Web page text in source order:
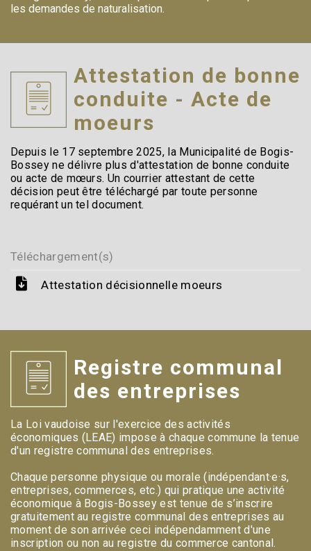
les demandes de naturalisation.
Attestation de bonne
conduite - Acte de
moeurs
Depuis le 17 septembre 2025, la Municipalité de Bogis-
Bossey ne délivre plus d'attestation de bonne conduite
ou acte de mœurs. Un courrier attestant de cette
décision peut être téléchargé par toute personne
requérant un tel document.
Téléchargement(s)
Attestation décisionnelle moeurs
Registre communal
des entreprises
La Loi vaudoise sur l'exercice des activités
économiques (LEAE) impose à chaque commune la tenue
d'un registre communal des entreprises.
Chaque personne physique ou morale (indépendant·e·s,
entreprises, commerces, etc.) qui pratique une activité
économique à Bogis-Bossey est tenue de s’inscrire
gratuitement au registre communal des entreprises au
moment de son arrivée ceci indépendamment d'une
inscription ou non au registre du commerce cantonal.